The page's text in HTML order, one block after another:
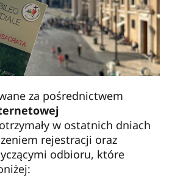
za pośrednictwem
w ostatnich dniach
rejestracji oraz
odbioru, które